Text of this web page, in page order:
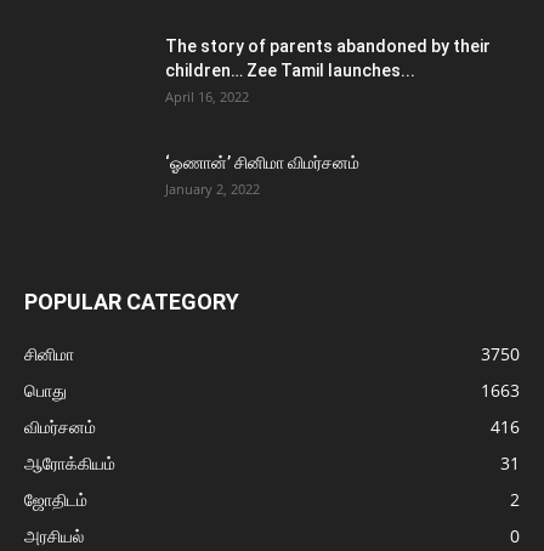
The story of parents abandoned by their
children… Zee Tamil launches...
April 16, 2022
‘ஓணான்’ சினிமா விமர்சனம்
January 2, 2022
POPULAR CATEGORY
சினிமா
3750
பொது
1663
விமர்சனம்
416
ஆரோக்கியம்
31
ஜோதிடம்
2
அரசியல்
0